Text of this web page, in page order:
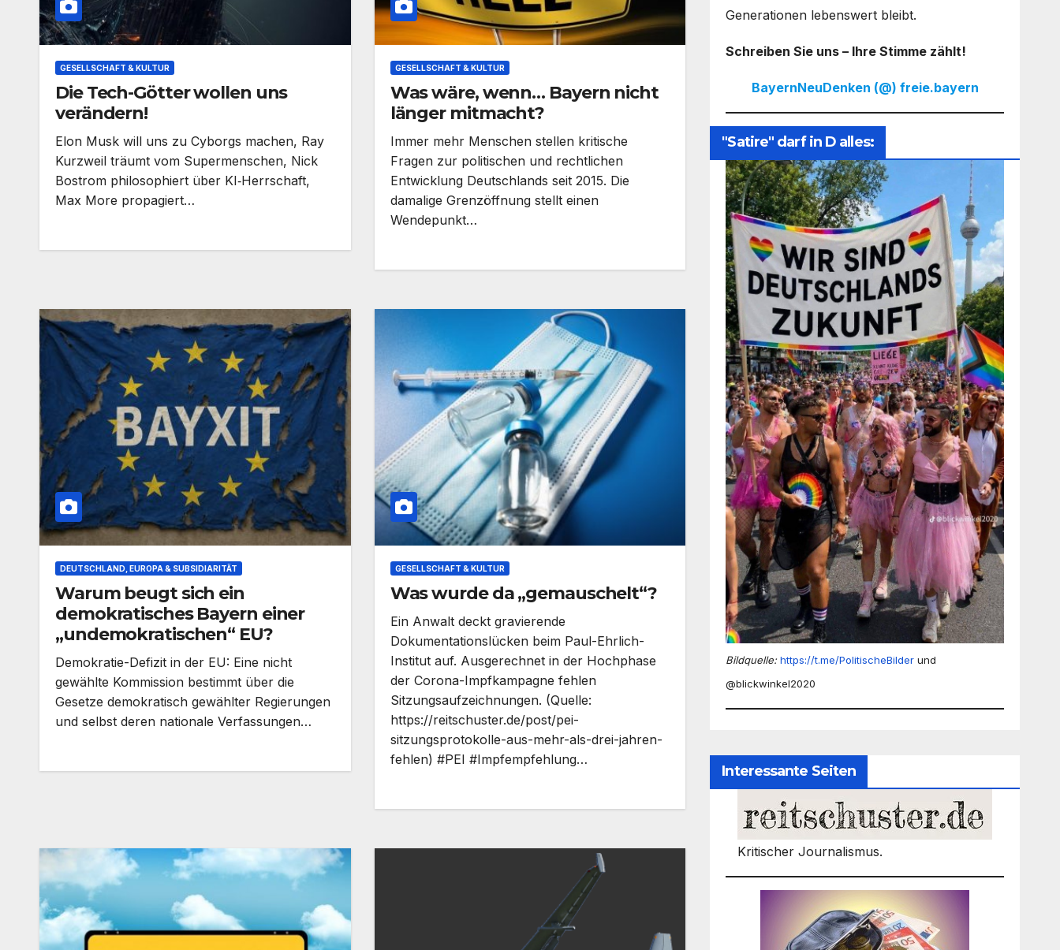
GESELLSCHAFT & KULTUR
Die Tech-Götter wollen uns
verändern!
Elon Musk will uns zu Cyborgs machen, Ray
Kurzweil träumt vom Supermenschen, Nick
Bostrom philosophiert über KI‑Herrschaft,
Max More propagiert…
GESELLSCHAFT & KULTUR
Was wäre, wenn… Bayern nicht
länger mitmacht?
Immer mehr Menschen stellen kritische
Fragen zur politischen und rechtlichen
Entwicklung Deutschlands seit 2015. Die
damalige Grenzöffnung stellt einen
Wendepunkt…
DEUTSCHLAND, EUROPA & SUBSIDIARITÄT
Warum beugt sich ein
demokratisches Bayern einer
„undemokratischen“ EU?
Demokratie-Defizit in der EU: Eine nicht
gewählte Kommission bestimmt über die
Gesetze demokratisch gewählter Regierungen
und selbst deren nationale Verfassungen…
GESELLSCHAFT & KULTUR
Was wurde da „gemauschelt“?
Ein Anwalt deckt gravierende
Dokumentationslücken beim Paul-Ehrlich-
Institut auf. Ausgerechnet in der Hochphase
der Corona-Impfkampagne fehlen
Sitzungsaufzeichnungen. (Quelle:
https://reitschuster.de/post/pei-
sitzungsprotokolle-aus-mehr-als-drei-jahren-
fehlen) #PEI #Impfempfehlung…
Generationen lebenswert bleibt.
Schreiben Sie uns – Ihre Stimme zählt!
BayernNeuDenken (@) freie.bayern
"Satire" darf in D alles:
Bildquelle: https://t.me/PolitischeBilder und
@blickwinkel2020
Interessante Seiten
Kritischer Journalismus.